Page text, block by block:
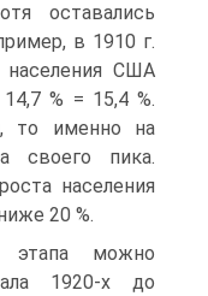
оставались
в 1910 г.
населения США
% = 15,4 %.
то именно на
своего пика.
населения
20 %.
этапа можно
1920-х до